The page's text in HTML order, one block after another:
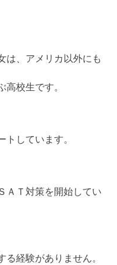
は、アメリカ以外にも
高校生です。
トしています。
ＡＴ対策を開始してい
る経験がありません。